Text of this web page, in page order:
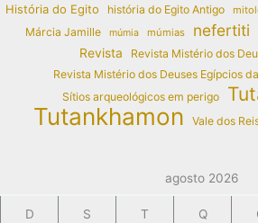
História do Egito
história do Egito Antigo
Márcia Jamille múmia múmias nefertiti
Revista
Revista Mistério dos
Revista Mistério dos Deuses Egípcios
Sítios arqueológicos em perigo
Tutankhamon Vale dos
agosto 2026
D S T Q